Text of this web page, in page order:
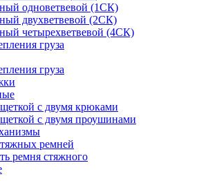
одноветвевой (1СК)
двухветвевой (2СК)
четырехветвевой (4СК)
груза
груза
с двумя крюками
с двумя проушинами
ремней
ремня стяжного